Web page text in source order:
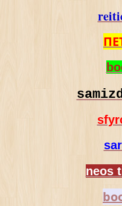
neos